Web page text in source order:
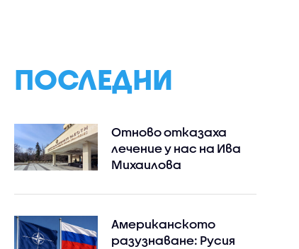
ПОСЛЕДНИ
Отново отказаха
лечение у нас на Ива
Михаилова
Американското
разузнаване: Русия